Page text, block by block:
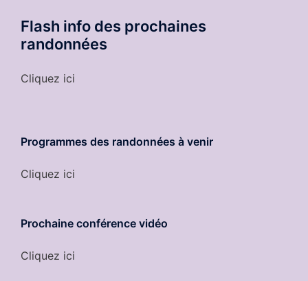
Flash info des prochaines
randonnées
Cliquez ici
Programmes des randonnées à venir
Cliquez ici
Prochaine conférence vidéo
Cliquez ici